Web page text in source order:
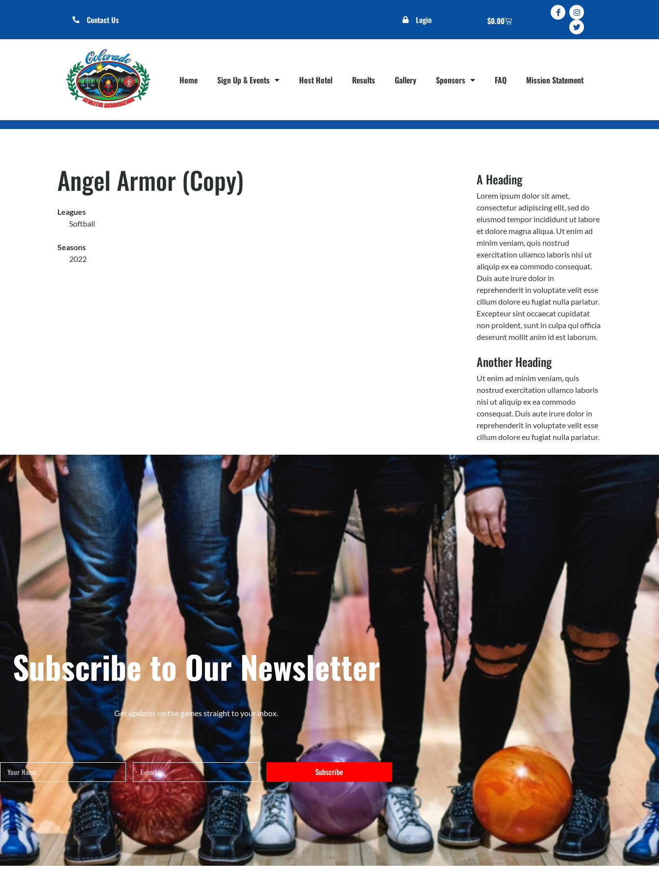
Contact Us Login $0.00
Home Sign Up & Events Host Hotel Results Gallery Sponsors FAQ Mission Statement
Angel Armor (Copy)
Leagues
Softball
Seasons
2022
A Heading
Lorem ipsum dolor sit amet,
consectetur adipiscing elit, sed do
eiusmod tempor incididunt ut labore
et dolore magna aliqua. Ut enim ad
minim veniam, quis nostrud
exercitation ullamco laboris nisi ut
aliquip ex ea commodo consequat.
Duis aute irure dolor in
reprehenderit in voluptate velit esse
cillum dolore eu fugiat nulla pariatur.
Excepteur sint occaecat cupidatat
non proident, sunt in culpa qui officia
deserunt mollit anim id est laborum.
Another Heading
Ut enim ad minim veniam, quis
nostrud exercitation ullamco laboris
nisi ut aliquip ex ea commodo
consequat. Duis aute irure dolor in
reprehenderit in voluptate velit esse
cillum dolore eu fugiat nulla pariatur.
Subscribe to Our Newsletter
Get updates on the games straight to your inbox.
Subscribe